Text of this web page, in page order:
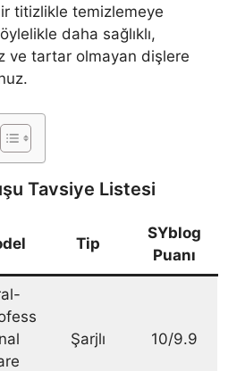
titizlikle temizlemeye
daha sağlıklı,
ve tartar olmayan dişlere
Tavsiye Listesi
Tip
SYblog
Puanı
Şarjlı 10/9.9